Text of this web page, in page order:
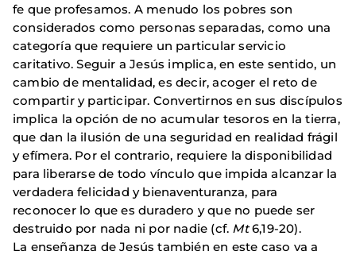
fe que profesamos. A menudo los pobres son
considerados como personas separadas, como una
categoría que requiere un particular servicio
caritativo. Seguir a Jesús implica, en este sentido, un
cambio de mentalidad, es decir, acoger el reto de
compartir y participar. Convertirnos en sus discípulos
implica la opción de no acumular tesoros en la tierra,
que dan la ilusión de una seguridad en realidad frágil
y efímera. Por el contrario, requiere la disponibilidad
para liberarse de todo vínculo que impida alcanzar la
verdadera felicidad y bienaventuranza, para
reconocer lo que es duradero y que no puede ser
destruido por nada ni por nadie (cf. Mt6,19-20).
La enseñanza de Jesús también en este caso va a